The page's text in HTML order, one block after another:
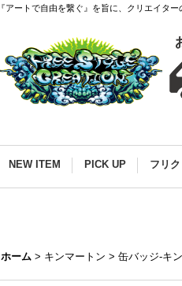
『アートで自由を繋ぐ』を旨に、クリエイタ
NEW ITEM PICK UP フリ
ホーム > キンマートン > 缶バッジ-キ